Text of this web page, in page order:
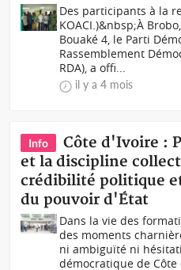
Des participants à la
KOACI.)&nbsp;À
Bouaké 4, le Parti
Rassemblement
RDA), a offi...
il y a 4 mois
Info
Côte d'Ivoire :
et la discipline
crédibilité politique
du pouvoir d'État
Dans la vie des
des moments
ni ambiguïté ni
démocratique de Côte